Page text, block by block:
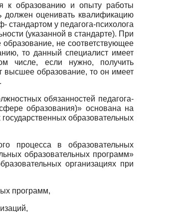
к образованию и опыту работы
должен оценивать квалификацию
стандартом у педагога-психолога
(указанной в стандарте). При
не соответствующее
то данный специалист имеет
числе, если нужно, получить
высшее образование, то он имеет
обязанностей педагога-
образования)» основана на
образовательных
процесса в образовательных
образовательных программ»
организациях при
программ,